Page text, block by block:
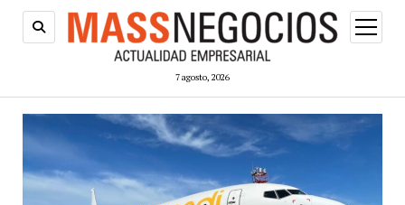
7 agosto, 2026
abrir
menú